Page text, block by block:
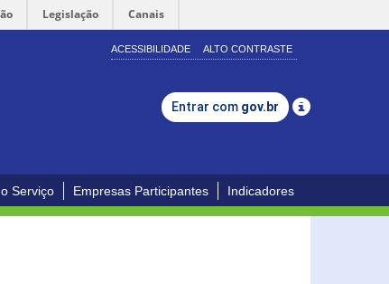
Legislação Canais
ACESSIBILIDADE ALTO CONTRASTE
Entrar com gov.br
Serviço Empresas Participantes Indicadores